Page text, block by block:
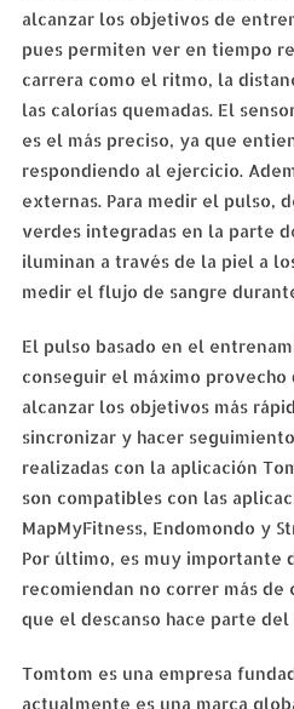
alcanzar los objetivos de
pues permiten ver en tiempo
carrera como el ritmo, la
las calorías quemadas. El
es el más preciso, ya que
respondiendo al ejercicio.
externas. Para medir el pulso,
verdes integradas en la parte
iluminan a través de la piel a
medir el flujo de sangre
El pulso basado en el
conseguir el máximo
alcanzar los objetivos más
sincronizar y hacer
realizadas con la aplicación
son compatibles con las
MapMyFitness, Endomondo y
Por último, es muy importante
recomiendan no correr más de
que el descanso hace parte
Tomtom es una empresa
actualmente es una marca